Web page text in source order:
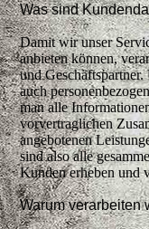
Was sind
Damit wir unser
anbieten können,
und
auch
man alle
vorvertraglichen
angebotenen
sind also alle
Kunden erheben und
Warum verarbeiten